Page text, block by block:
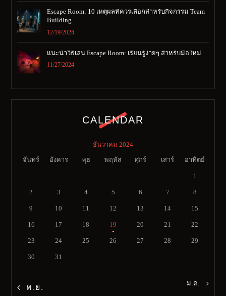
Escape Room: 10 เหตุผลที่ควรเลือกสำหรับกิจกรรม Team
Building
12/19/2024
แนะนำวิธีเล่น Escape Room: เรียนรู้ง่ายๆ สำหรับมือใหม่
11/27/2024
CALENDAR
ธันวาคม 2024
จันทร์ อังคาร พุธ พฤหัส ศุกร์ เสาร์ อาทิตย์
1
2 3 4 5 6 7 8
9 10 11 12 13 14 15
16 17 18 19 20 21 22
23 24 25 26 27 28 29
30 31
« พ.ย. ม.ค. »